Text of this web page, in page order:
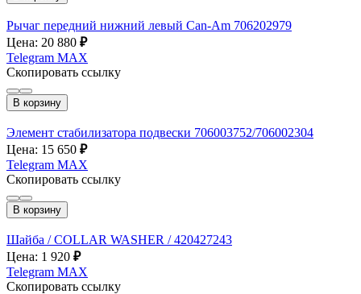
Рычаг передний нижний левый Can-Am 706202979
Цена: 20 880 ₽
Telegram MAX
Скопировать ссылку
В корзину
Элемент стабилизатора подвески 706003752/706002304
Цена: 15 650 ₽
Telegram MAX
Скопировать ссылку
В корзину
Шайба / COLLAR WASHER / 420427243
Цена: 1 920 ₽
Telegram MAX
Скопировать ссылку